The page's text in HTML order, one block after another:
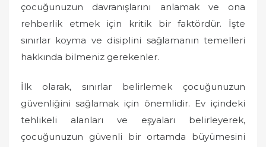
çocuğunuzun davranışlarını anlamak ve ona
rehberlik etmek için kritik bir faktördür. İşte
sınırlar koyma ve disiplini sağlamanın temelleri
hakkında bilmeniz gerekenler.
İlk olarak, sınırlar belirlemek çocuğunuzun
güvenliğini sağlamak için önemlidir. Ev içindeki
tehlikeli alanları ve eşyaları belirleyerek,
çocuğunuzun güvenli bir ortamda büyümesini